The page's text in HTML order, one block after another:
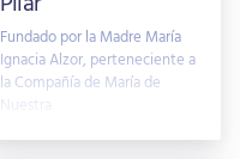
Fundado por la Madre María
Ignacia Alzor, perteneciente a
la Compañía de María de
Nuestra